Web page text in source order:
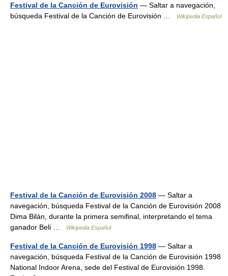
Festival de la Canción de Eurovisión — Saltar a navegación,
búsqueda Festival de la Canción de Eurovisión …
Wikipedia Español
Festival de la Canción de Eurovisión 2008 — Saltar a
navegación, búsqueda Festival de la Canción de Eurovisión 2008
Dima Bilán, durante la primera semifinal, interpretando el tema
ganador Beli …
Wikipedia Español
Festival de la Canción de Eurovisión 1998 — Saltar a
navegación, búsqueda Festival de la Canción de Eurovisión 1998
National Indoor Arena, sede del Festival de Eurovisión 1998.